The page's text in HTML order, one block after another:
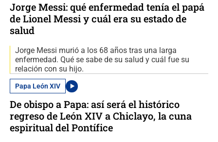
Jorge Messi: qué enfermedad tenía el papá
de Lionel Messi y cuál era su estado de
salud
Jorge Messi murió a los 68 años tras una larga
enfermedad. Qué se sabe de su salud y cuál fue su
relación con su hijo.
Papa León XIV
De obispo a Papa: así será el histórico
regreso de León XIV a Chiclayo, la cuna
espiritual del Pontífice